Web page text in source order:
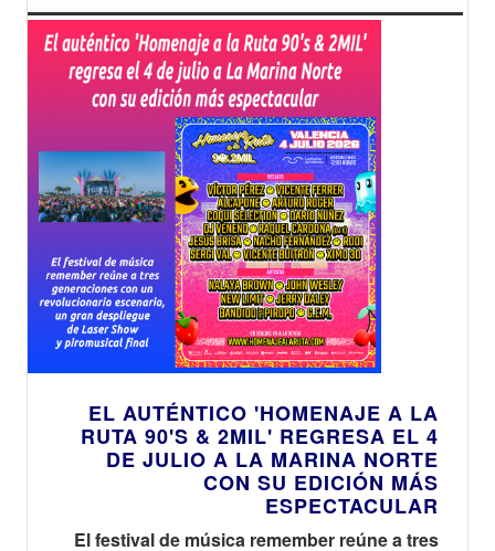
EL AUTÉNTICO 'HOMENAJE A LA
RUTA 90'S & 2MIL' REGRESA EL 4
DE JULIO A LA MARINA NORTE
CON SU EDICIÓN MÁS
ESPECTACULAR
El festival de música remember reúne a tres